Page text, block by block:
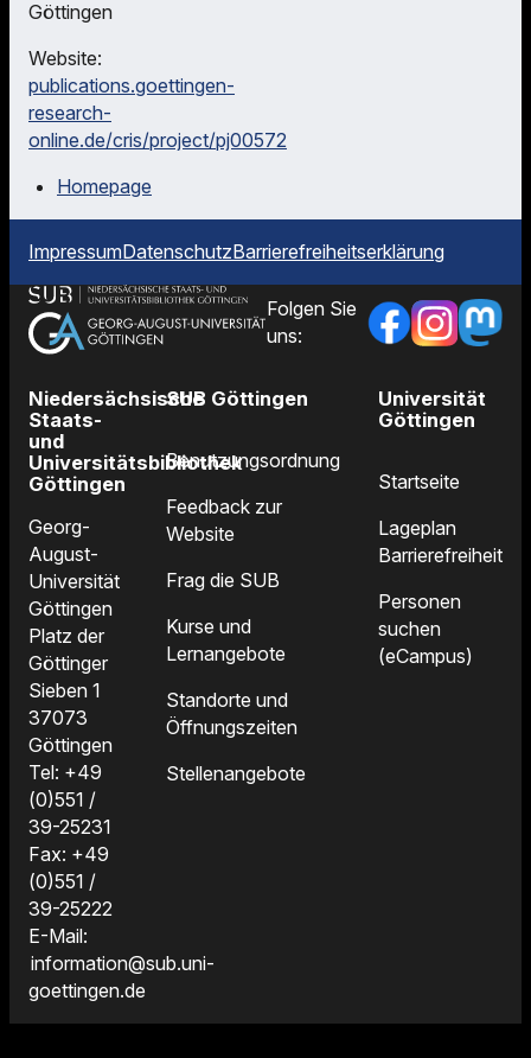
Göttingen
Website:
publications.goettingen-
research-
online.de/cris/project/pj00572
Homepage
ImpressumDatenschutzBarrierefreiheitserklärung
Folgen Sie
uns:
Niedersächsische
Staats-
und
Universitätsbibliothek
Göttingen
Georg-
August-
Universität
Göttingen
Platz der
Göttinger
Sieben 1
37073
Göttingen
Tel: +49
(0)551 /
39-25231
Fax: +49
(0)551 /
39-25222
E-Mail:
information@sub.uni-
goettingen.de
SUB Göttingen
Benutzungsordnung
Feedback zur
Website
Frag die SUB
Kurse und
Lernangebote
Standorte und
Öffnungszeiten
Stellenangebote
Universität
Göttingen
Startseite
Lageplan
Barrierefreiheit
Personen
suchen
(eCampus)